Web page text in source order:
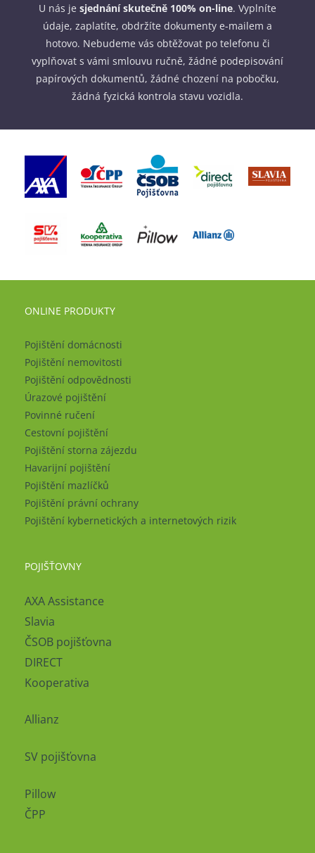
U nás je sjednání skutečně 100% on-line. Vyplníte
údaje, zaplatíte, obdržíte dokumenty e-mailem a
hotovo. Nebudeme vás obtěžovat po telefonu či
vyplňovat s vámi smlouvu ručně, žádné podepisování
papírových dokumentů, žádné chození na pobočku,
žádná fyzická kontrola stavu vozidla.
ONLINE PRODUKTY
Pojištění domácnosti
Pojištění nemovitosti
Pojištění odpovědnosti
Úrazové pojištění
Povinné ručení
Cestovní pojištění
Pojištění storna zájezdu
Havarijní pojištění
Pojištění mazlíčků
Pojištění právní ochrany
Pojištění kybernetických a internetových rizik
POJIŠŤOVNY
AXA Assistance
Slavia
ČSOB pojišťovna
DIRECT
Kooperativa
Allianz
SV pojišťovna
Pillow
ČPP